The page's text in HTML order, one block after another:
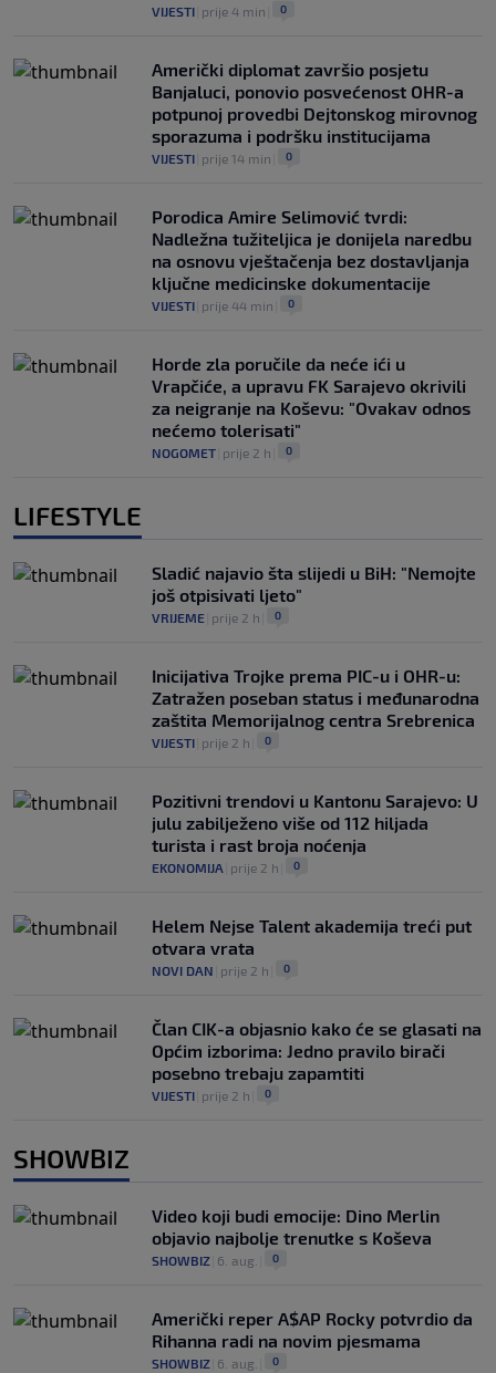
VIJESTI prije 4 min 0
Američki diplomat završio posjetu
Banjaluci, ponovio posvećenost OHR-a
potpunoj provedbi Dejtonskog mirovnog
sporazuma i podršku institucijama
VIJESTI prije 14 min 0
Porodica Amire Selimović tvrdi:
Nadležna tužiteljica je donijela naredbu
na osnovu vještačenja bez dostavljanja
ključne medicinske dokumentacije
VIJESTI prije 44 min 0
Horde zla poručile da neće ići u
Vrapčiće, a upravu FK Sarajevo okrivili
za neigranje na Koševu: "Ovakav odnos
nećemo tolerisati"
NOGOMET prije 2 h 0
LIFESTYLE
Sladić najavio šta slijedi u BiH: "Nemojte
još otpisivati ljeto"
VRIJEME prije 2 h 0
Inicijativa Trojke prema PIC-u i OHR-u:
Zatražen poseban status i međunarodna
zaštita Memorijalnog centra Srebrenica
VIJESTI prije 2 h 0
Pozitivni trendovi u Kantonu Sarajevo: U
julu zabilježeno više od 112 hiljada
turista i rast broja noćenja
EKONOMIJA prije 2 h 0
Helem Nejse Talent akademija treći put
otvara vrata
NOVI DAN prije 2 h 0
Član CIK-a objasnio kako će se glasati na
Općim izborima: Jedno pravilo birači
posebno trebaju zapamtiti
VIJESTI prije 2 h 0
SHOWBIZ
Video koji budi emocije: Dino Merlin
objavio najbolje trenutke s Koševa
SHOWBIZ 6. aug. 0
Američki reper A$AP Rocky potvrdio da
Rihanna radi na novim pjesmama
SHOWBIZ 6. aug. 0